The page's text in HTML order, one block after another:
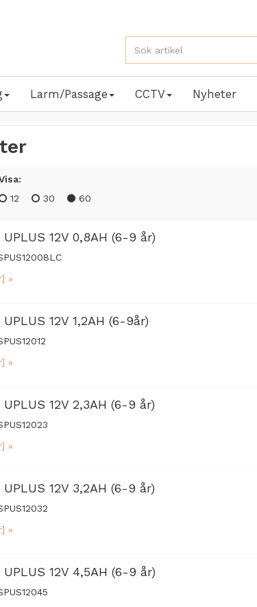
Larm/Passage CCTV Nyheter
12
30 60
12V 0,8AH (6-9 år)
»
12V 1,2AH (6-9år)
»
12V 2,3AH (6-9 år)
»
12V 3,2AH (6-9 år)
»
12V 4,5AH (6-9 år)